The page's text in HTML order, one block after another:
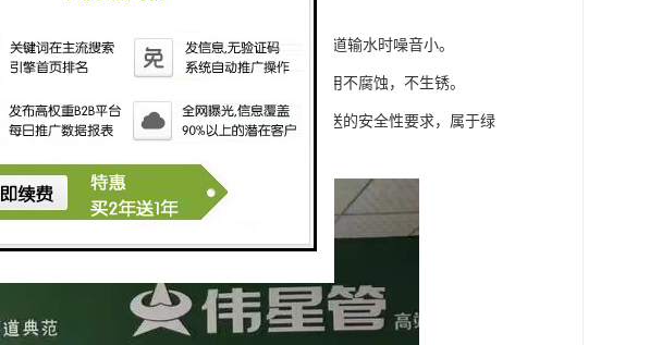
数小，管路的水头阻力要远小于金属管道。
热材料EPS的6倍，内外温差较无需做保温；管道输水时噪音小。
内常见的化学物质具有较好的耐受性，长期使用不腐蚀，不生锈。
工、使用过程中对环境无污染，满足饮用水输送的安全性要求，属于绿